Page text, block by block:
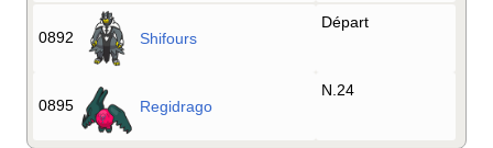
0892 Shifours
Départ
0895 Regidrago
N.24